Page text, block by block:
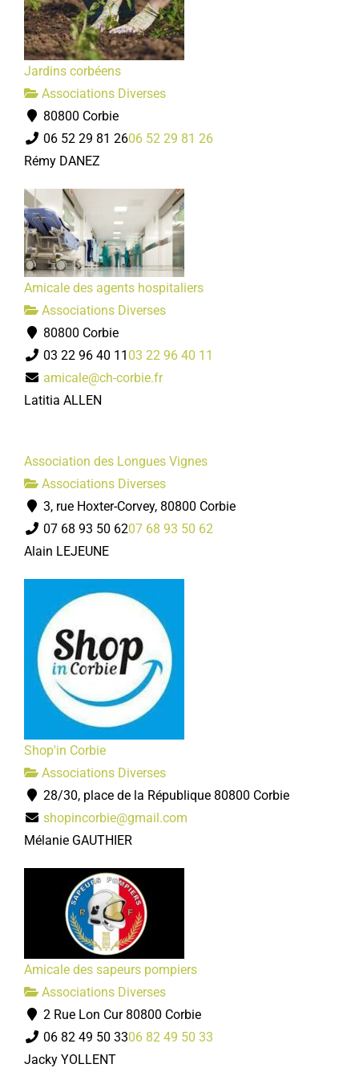
Jardins corbéens
Associations Diverses
80800 Corbie
06 52 29 81 2606 52 29 81 26
Rémy DANEZ
Amicale des agents hospitaliers
Associations Diverses
80800 Corbie
03 22 96 40 11 03 22 96 40 11
amicale@ch-corbie.fr
Latitia ALLEN
Association des Longues Vignes
Associations Diverses
3, rue Hoxter-Corvey, 80800 Corbie
07 68 93 50 6207 68 93 50 62
Alain LEJEUNE
Shop'in Corbie
Associations Diverses
28/30, place de la République 80800 Corbie
shopincorbie@gmail.com
Mélanie GAUTHIER
Amicale des sapeurs pompiers
Associations Diverses
2 Rue Lon Cur 80800 Corbie
06 82 49 50 3306 82 49 50 33
Jacky YOLLENT